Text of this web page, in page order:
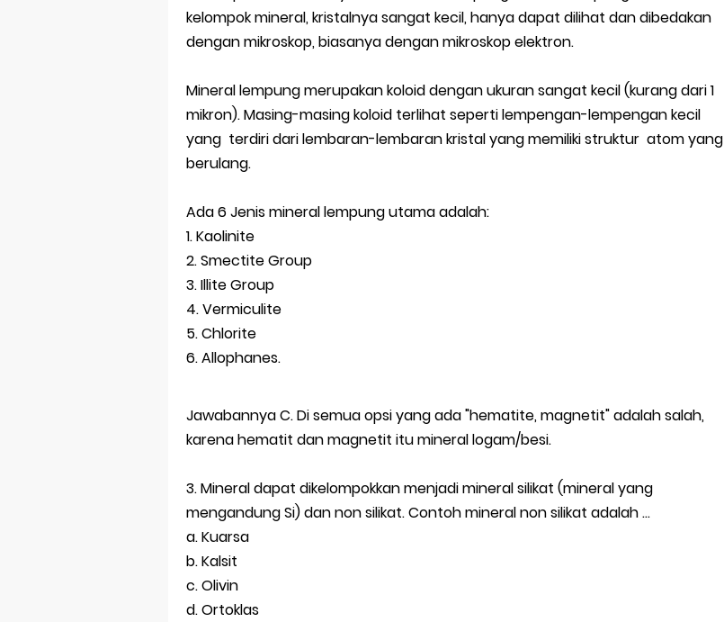
kelompok mineral, kristalnya sangat kecil, hanya dapat dilihat dan dibedakan
dengan mikroskop, biasanya dengan mikroskop elektron.
Mineral lempung merupakan koloid dengan ukuran sangat kecil (kurang dari 1
mikron). Masing-masing koloid terlihat seperti lempengan-lempengan kecil
yang terdiri dari lembaran-lembaran kristal yang memiliki struktur atom yang
berulang.
Ada 6 Jenis mineral lempung utama adalah:
1. Kaolinite
2. Smectite Group
3. Illite Group
4. Vermiculite
5. Chlorite
6. Allophanes.
Jawabannya C. Di semua opsi yang ada "hematite, magnetit" adalah salah,
karena hematit dan magnetit itu mineral logam/besi.
3. Mineral dapat dikelompokkan menjadi mineral silikat (mineral yang
mengandung Si) dan non silikat. Contoh mineral non silikat adalah …
a. Kuarsa
b. Kalsit
c. Olivin
d. Ortoklas